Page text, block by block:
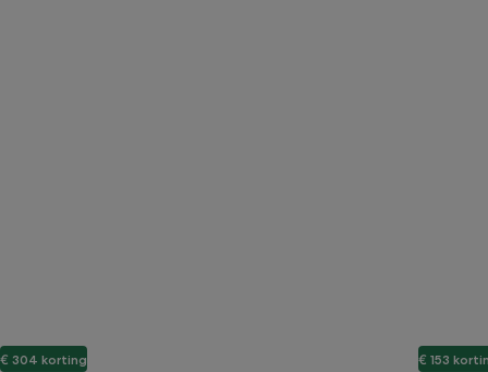
€ 304 korting € 153